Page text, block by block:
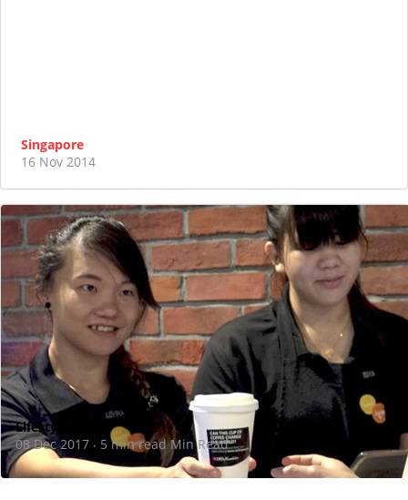
Singapore
16 Nov 2014
Lifestyle
08 Dec 2017 · 5 min read Min Read